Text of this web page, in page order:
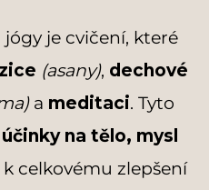
je cvičení, které
(asany), dechové
a meditaci. Tyto
účinky na tělo, mysl
celkovému zlepšení